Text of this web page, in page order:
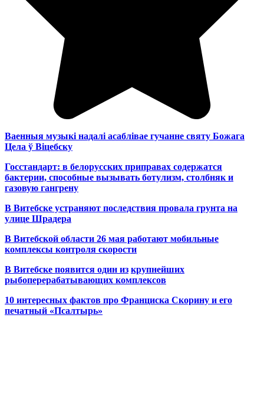
Ваенныя музыкі надалі асаблівае гучанне святу Божага
Цела ў Віцебску
Госстандарт: в белорусских приправах содержатся
бактерии, способные вызывать ботулизм, столбняк и
газовую гангрену
В Витебске устраняют последствия провала грунта на
улице Шрадера
В Витебской области 26 мая работают мобильные
комплексы контроля скорости
В Витебске появится один из крупнейших
рыбоперерабатывающих комплексов
10 интересных фактов про Франциска Скорину и его
печатный «Псалтырь»